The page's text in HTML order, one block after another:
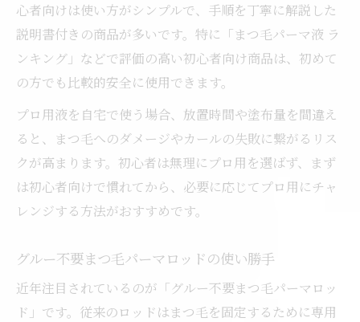
心者向けは使い方がシンプルで、手順を丁寧に解説した
説明書付きの商品が多いです。特に「まつ毛パーマ液 ラ
ンキング」などで評価の高い初心者向け商品は、初めて
の方でも比較的安全に使用できます。
プロ用液を自宅で使う場合、放置時間や塗布量を間違え
ると、まつ毛へのダメージやカールの失敗に繋がるリス
クが高まります。初心者は無理にプロ用を選ばず、まず
は初心者向けで慣れてから、必要に応じてプロ用にチャ
レンジする方法がおすすめです。
グルー不要まつ毛パーマロッドの使い勝手
近年注目されているのが「グルー不要まつ毛パーマロッ
ド」です。従来のロッドはまつ毛を固定するために専用